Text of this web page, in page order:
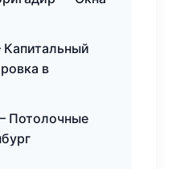
в
Потолочные